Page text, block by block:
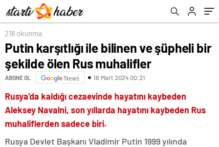
218 okunma
Putin karşıtlığı ile bilinen ve şüpheli bir
şekilde ölen Rus muhalifler
ABONE OL News 16 Mart 2024 00:21
Rusya’da kaldığı cezaevinde hayatını kaybeden
Aleksey Navalni, son yıllarda hayatını kaybeden Rus
muhaliflerden sadece biri.
Rusya Devlet Başkanı Vladimir Putin 1999 yılında